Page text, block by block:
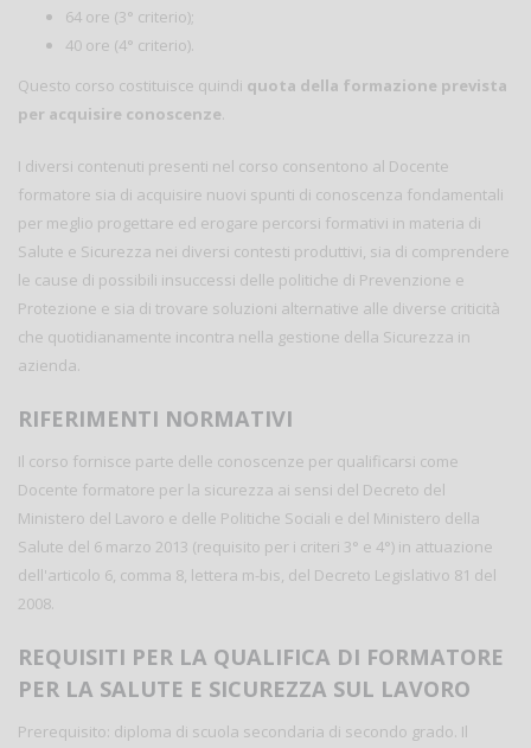
64 ore (3° criterio);
40 ore (4° criterio).
Questo corso costituisce quindi quota della formazione prevista
per acquisire conoscenze.
I diversi contenuti presenti nel corso consentono al Docente
formatore sia di acquisire nuovi spunti di conoscenza fondamentali
per meglio progettare ed erogare percorsi formativi in materia di
Salute e Sicurezza nei diversi contesti produttivi, sia di comprendere
le cause di possibili insuccessi delle politiche di Prevenzione e
Protezione e sia di trovare soluzioni alternative alle diverse criticità
che quotidianamente incontra nella gestione della Sicurezza in
azienda.
RIFERIMENTI NORMATIVI
Il corso fornisce parte delle conoscenze per qualificarsi come
Docente formatore per la sicurezza ai sensi del Decreto del
Ministero del Lavoro e delle Politiche Sociali e del Ministero della
Salute del 6 marzo 2013 (requisito per i criteri 3° e 4°) in attuazione
dell'articolo 6, comma 8, lettera m-bis, del Decreto Legislativo 81 del
2008.
REQUISITI PER LA QUALIFICA DI FORMATORE
PER LA SALUTE E SICUREZZA SUL LAVORO
Prerequisito: diploma di scuola secondaria di secondo grado. Il